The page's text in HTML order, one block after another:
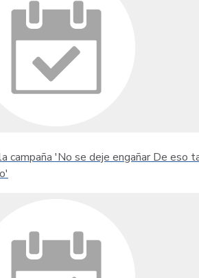
campaña 'No se deje engañar De eso